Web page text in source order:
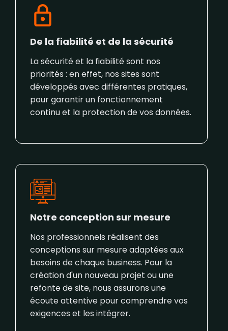
De la fiabilité et de la sécurité
La sécurité et la fiabilité sont nos
priorités : en effet, nos sites sont
développés avec différentes pratiques,
pour garantir un fonctionnement
continu et la protection de vos données.
Notre conception sur mesure
Nos professionnels réalisent des
conceptions sur mesure adaptées aux
besoins de chaque business. Pour la
création d'un nouveau projet ou une
refonte de site, nous assurons une
écoute attentive pour comprendre vos
exigences et les intégrer.